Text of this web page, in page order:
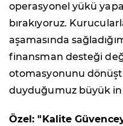
operasyonel yükü
bırakıyoruz.
aşamasında
finansman desteği
otomasyonunu
duyduğumuz büyük
Özel: "Kalite